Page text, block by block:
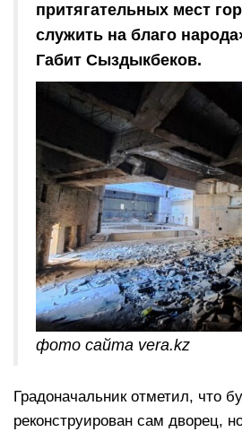
притягательных мест
служить на благо
Габит Сыздыкбеков.
фото сайта vera.kz
Градоначальник отметил, что
реконструирован сам дворец,